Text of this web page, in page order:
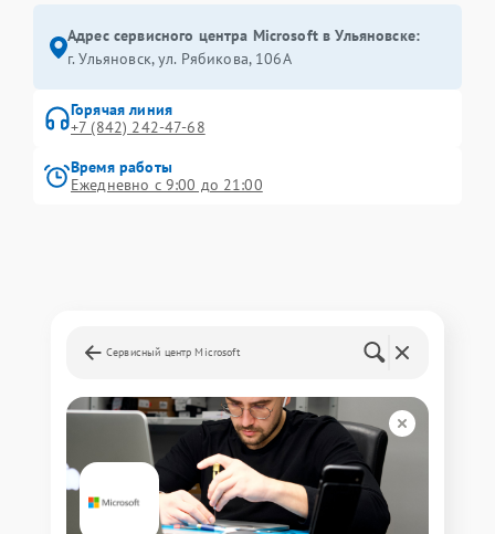
Адрес сервисного центра Microsoft в Ульяновске:
г. Ульяновск, ул. Рябикова, 106А
Горячая линия
+7 (842) 242-47-68
Время работы
Ежедневно с 9:00 до 21:00
Сервисный центр Microsoft